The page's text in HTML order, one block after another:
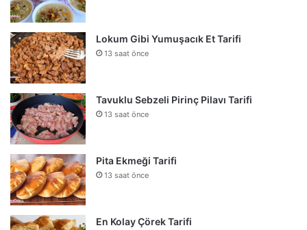
Lokum Gibi Yumuşacık Et Tarifi
13 saat önce
Tavuklu Sebzeli Pirinç Pilavı Tarifi
13 saat önce
Pita Ekmeği Tarifi
13 saat önce
En Kolay Çörek Tarifi